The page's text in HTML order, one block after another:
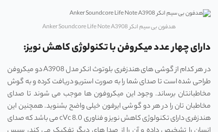
هدفون بی سیم انکر Anker Soundcore Life Note A3908
دارای چهار عدد میکروفن با تکنولوژی کاهش نویز:
در هر کدام از گوشی های هندزفری بلوتوث انکر مدل A3908 دو میکروفن
طراحی شده است تا صدای شما را به صورت استریو دریافت کرده و به گوش
مخاطبانتان برساند. وجود این میکروفون ها موجب می شوند تا صدای
مخاطبان تان را در هر دو گوشی ایرفون خیلی واضح بشنوید. همچنین این
هندزفری دارای تکنولوژی کاهش نویز و فناوری cVc 8.0 می باشد که صدای